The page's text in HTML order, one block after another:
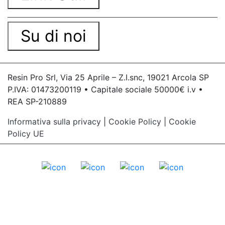
Su di noi
Resin Pro Srl, Via 25 Aprile – Z.I.snc, 19021 Arcola SP
P.IVA: 01473200119 • Capitale sociale 50000€ i.v •
REA SP-210889
Informativa sulla privacy
Cookie Policy
Cookie
Policy UE